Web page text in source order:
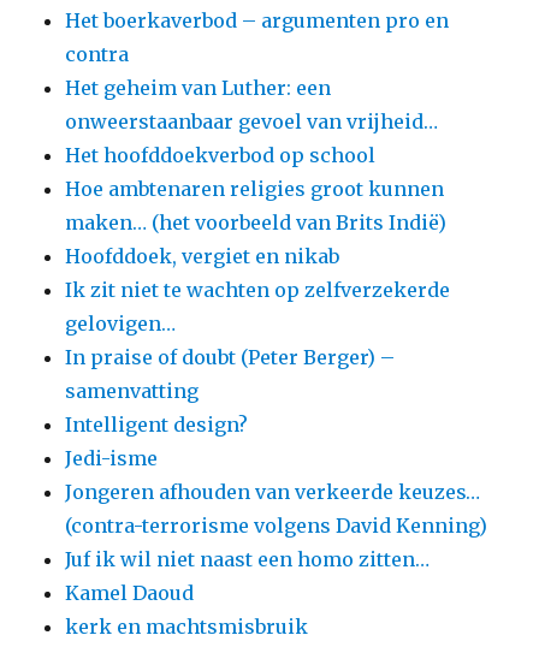
Het boerkaverbod – argumenten pro en
contra
Het geheim van Luther: een
onweerstaanbaar gevoel van vrijheid…
Het hoofddoekverbod op school
Hoe ambtenaren religies groot kunnen
maken… (het voorbeeld van Brits Indië)
Hoofddoek, vergiet en nikab
Ik zit niet te wachten op zelfverzekerde
gelovigen…
In praise of doubt (Peter Berger) –
samenvatting
Intelligent design?
Jedi-isme
Jongeren afhouden van verkeerde keuzes…
(contra-terrorisme volgens David Kenning)
Juf ik wil niet naast een homo zitten…
Kamel Daoud
kerk en machtsmisbruik